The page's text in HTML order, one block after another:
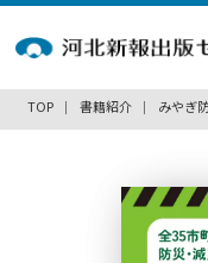
TOP 書籍紹介 みやぎ